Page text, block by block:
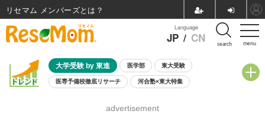
menu
Language
JP / CN search
大学受験 by 東進 医学部 東大受験
医専予備校徹底リサーチ 河合塾×東大特集
8月開催学校説明会・相談会
advertisement
リセマム メンバーズ